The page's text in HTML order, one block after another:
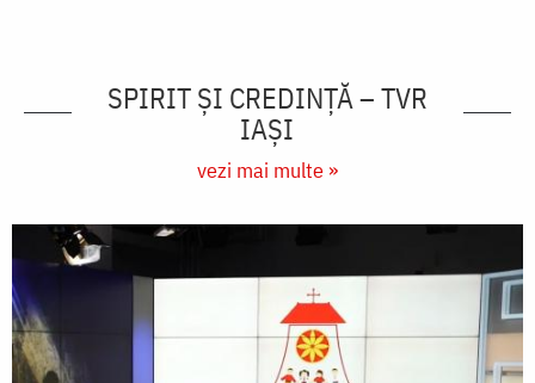
SPIRIT ȘI CREDINȚĂ – TVR
IAȘI
vezi mai multe »